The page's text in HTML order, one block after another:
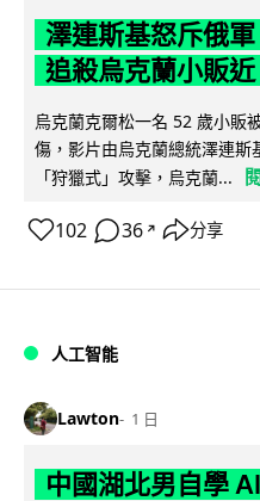
澤連斯基怒斥俄
追殺烏克蘭小販
烏克蘭克爾松一名 52 歲小販
傷，影片由烏克蘭總統澤連
「狩獵式」攻擊，烏克蘭...
102 36 ↗ 分享
人工智能
Lawton 1 日
中國湖北男自學